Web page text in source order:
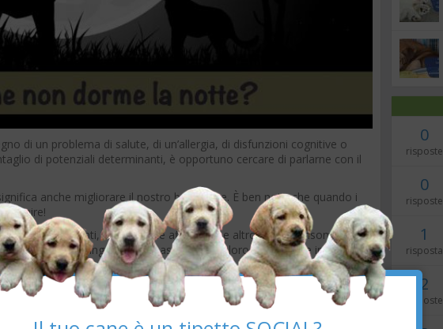
di un problema di salute, di un’allergia, di disfunzioni cognitive o
di potenziali determinanti, è opportuno cercare di parlarne con il
anche migliorare il nostro benessere. È ben noto che quando i
graffi, lamenti, respirazione affannosa e altro ancora. Insomma,
ci costringeranno a passare – con loro – una notte insonne.
che possono causare l'insonnia di un cane. Diamo
0
risposte
0
risposte
1
risposta
2
risposte
×